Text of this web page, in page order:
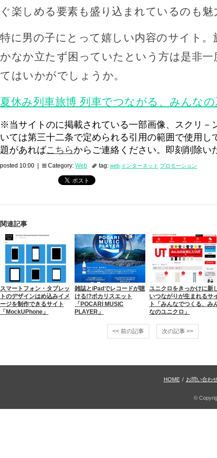
ぐ楽しめる要素も盛り込まれているのも魅
特に男の子にとって嬉しい内容のサイト
かなか立たず困っていたという方は是非
てはいかがでしょうか。
夏休み列車旅博 列車でつながる、みんな
※当サイトのに掲載されている一部画像、スクリ－
いては第三十二条で定められる引用の範囲で使用し
題があればこちらからご連絡ください。即刻削除い
posted 10:00 | Category: Web tag: web インターネット プロモーション
関連記事
スマートフォン・タブレッ
トのデザインはめ込みイメ
ージを制作できるサイト
「MockUPhone」
雑誌とiPadでレコードが聴
ける!?ポカリスエット
「POCARI MUSIC
PLAYER」
ユニクロをきっかけに新
いつながりが生まれるサ
ト「みんなでつくる、み
なのユニクロ」
<< 前の記事 次の記事 >>
HOME / お問い合わ
©